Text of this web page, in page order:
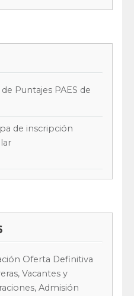
Puntajes PAES de
de inscripción
Oferta Definitiva
Vacantes y
Admisión